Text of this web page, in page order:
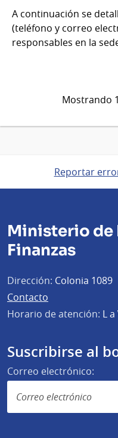
A continuación se
(teléfono y correo
responsables en la
Mostrando
Reportar
Ministerio de
Finanzas
Dirección: Colonia 1089
Contacto
Horario de atención: L
Suscribirse al
Correo electrónico: